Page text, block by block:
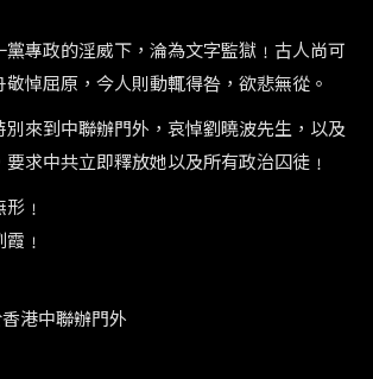
專政的淫威下，淪為文字監獄﹗古人尚可
悼屈原，今人則動輒得咎，欲悲無從。
別來到中聯辦門外，哀悼劉曉波先生，以及
求中共立即釋放她以及所有政治囚徒﹗
﹗
﹗
港中聯辦門外